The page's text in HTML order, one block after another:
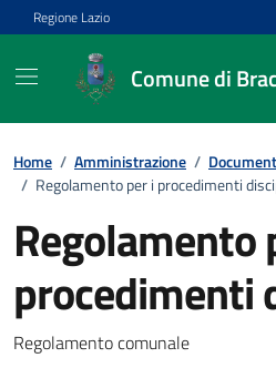
Vai ai contenuti
Vai al footer
Regione Lazio
Comune di
Home / Amministrazione /
/ Regolamento per i procedimenti
Regolamento
procedimenti
Dettagli del
Regolamento comunale